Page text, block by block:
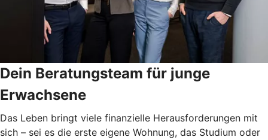
Dein Beratungsteam für junge
Erwachsene
Das Leben bringt viele finanzielle Herausforderungen mit
sich – sei es die erste eigene Wohnung, das Studium oder